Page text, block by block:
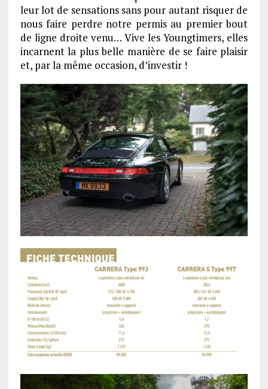
leur lot de sensations sans pour autant risquer de
nous faire perdre notre permis au premier bout
de ligne droite venu… Vive les Youngtimers, elles
incarnent la plus belle manière de se faire plaisir
et, par la même occasion, d’investir !